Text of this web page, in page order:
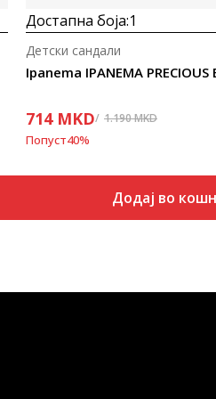
Достапна боја:1
Ipanema IPANEMA PRECIOUS
Детски сандали
714 MKD 1.190MKD
Попуст40%
Додај во